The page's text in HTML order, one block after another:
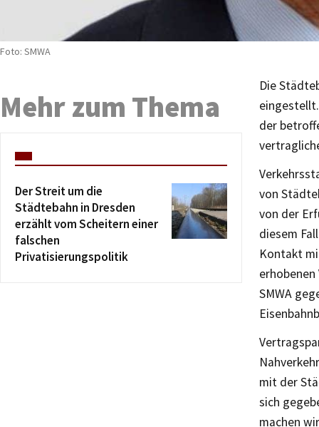
Foto: SMWA
Die
der
von
von der
diesem
Kontakt
SMWA
mit der
sich
machen
Mehr zum Thema
Der Streit um die
Städtebahn in Dresden
erzählt vom Scheitern einer
falschen
Privatisierungspolitik